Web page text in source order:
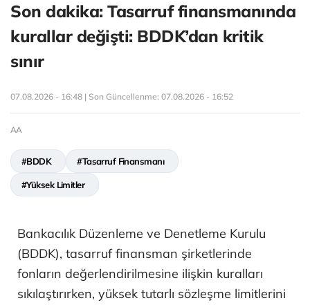
Son dakika: Tasarruf finansmanında
kurallar değişti: BDDK’dan kritik
sınır
07.08.2026 - 16:48 | Son Güncellenme: 07.08.2026 - 16:52
AA
#BDDK #Tasarruf Finansmanı
#Yüksek Limitler
Bankacılık Düzenleme ve Denetleme Kurulu
(BDDK), tasarruf finansman şirketlerinde
fonların değerlendirilmesine ilişkin kuralları
sıkılaştırırken, yüksek tutarlı sözleşme limitlerini